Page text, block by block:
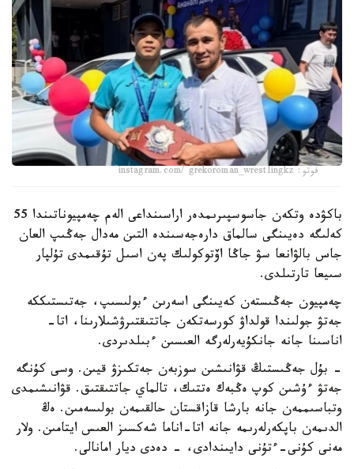
فوتو: instagram.com/ grekoroman_wrestlingkz
باكۋدە وتكەن جاسوسپىرىمدەر اراسىنداعى الەم چەمپيوناتىندا 55
كەلىگە دەيىنگى سالماق دارەجەسىندە التىن مەدال جەڭىپ العان
جاس بالۋانعا سۋ جاڭا اۆتوكولىك پەن اسىل تۇقىمدى تۇلپار
سىيعا تارتىلدى.
چەمپيون جەڭىستەن كەيىنگى اسەرىن ءبولىسىپ، جەتىستىككە
جەتۋ جولىندا قولداۋ كورسەتكەن جاتتىقتىرۋشىلارىنا، اتا-
اناسىنا جانە جانكۇيەرلەرگە العىسىن ءبىلدىردى.
- بۇل جەڭىستىڭ قۋانىشىن سوزبەن جەتكىزۋ قيىن. وسى كۇنگە
جەتۋ ءۇشىن كوپ ەڭبەك ەتتىك، تالماي جاتتىقتىق. قۋانىشىمدى
وتباسىممەن جانە بارشا قازاقستان حالقىمەن بولىسەمىن. ەڭ
الدىمەن باپكەرلەرىمە جانە اتا-اناما شەكسىز العىس ايتامىن. ولار
مەنى كۇنى-ءتۇنى دايىندادى، - دەدى ديار امانالى.